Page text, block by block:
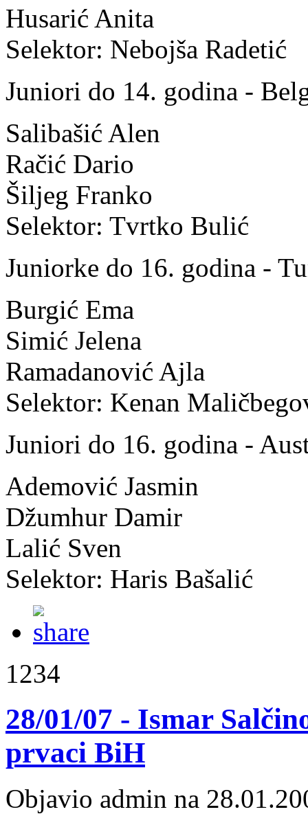
Husarić Anita
Selektor: Nebojša Radetić
Juniori do 14. godina -
Salibašić Alen
Račić Dario
Šiljeg Franko
Selektor: Tvrtko Bulić
Juniorke do 16. godina -
Burgić Ema
Simić Jelena
Ramadanović Ajla
Selektor: Kenan
Juniori do 16. godina -
Ademović Jasmin
Džumhur Damir
Lalić Sven
Selektor: Haris Bašalić
1234
28/01/07 - Ismar
prvaci BiH
Objavio admin na